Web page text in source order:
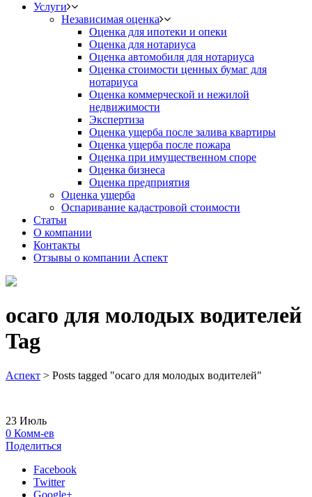
Услуги
Независимая оценка
Оценка для ипотеки и опеки
Оценка для нотариуса
Оценка автомобиля для нотариуса
Оценка стоимости ценных бумаг для
нотариуса
Оценка коммерческой и нежилой
недвижимости
Экспертиза
Оценка ущерба после залива квартиры
Оценка ущерба после пожара
Оценка при имущественном споре
Оценка бизнеса
Оценка предприятия
Оценка ущерба
Оспаривание кадастровой стоимости
Статьи
О компании
Контакты
Отзывы о компании Аспект
осаго для молодых водителей
Tag
Аспект > Posts tagged "осаго для молодых водителей"
23 Июль
0 Комм-ев
Поделиться
Facebook
Twitter
Google+